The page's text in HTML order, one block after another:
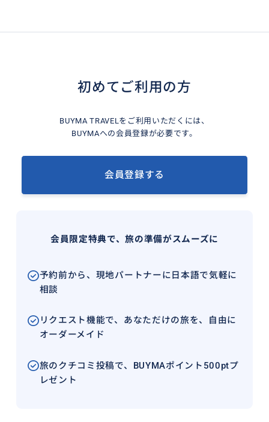
初めてご利用の方
BUYMA TRAVELをご利用いただくには、
BUYMAへの会員登録が必要です。
会員登録する
会員限定特典で、旅の準備がスムーズに
予約前から、現地パートナーに日本語で気軽に
相談
リクエスト機能で、あなただけの旅を、自由に
オーダーメイド
旅のクチコミ投稿で、BUYMAポイント500ptプ
レゼント